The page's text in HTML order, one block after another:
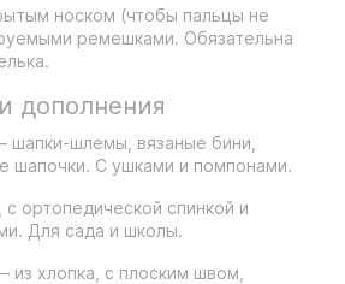
носком (чтобы пальцы не
ремешками. Обязательна
дополнения
шлемы, вязаные бини,
шапочки. С ушками и помпонами.
ортопедической спинкой и
Для сада и школы.
из хлопка, с плоским швом,